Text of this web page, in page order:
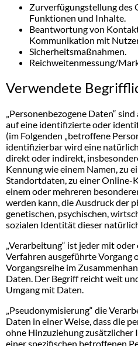
Zurverfügungstellung des
Funktionen und Inhalte.
Beantwortung von
Kommunikation mit
Sicherheitsmaßnahmen.
Reichweitenmessung/
Verwendete
„Personenbezogene Daten“
auf eine identifizierte oder
(im Folgenden „betroffene
identifizierbar wird eine
direkt oder indirekt,
Kennung wie einem Namen, zu
Standortdaten, zu einer Online-
einem oder mehreren
werden kann, die Ausdruck der
genetischen, psychischen,
sozialen Identität dieser
„Verarbeitung“ ist jeder mit
Verfahren ausgeführte Vorgang
Vorgangsreihe im
Daten. Der Begriff reicht weit
Umgang mit Daten.
„Pseudonymisierung“ die
Daten in einer Weise, dass die
ohne Hinzuziehung
einer spezifischen betroffenen